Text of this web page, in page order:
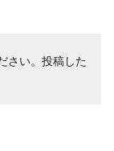
さい。投稿した